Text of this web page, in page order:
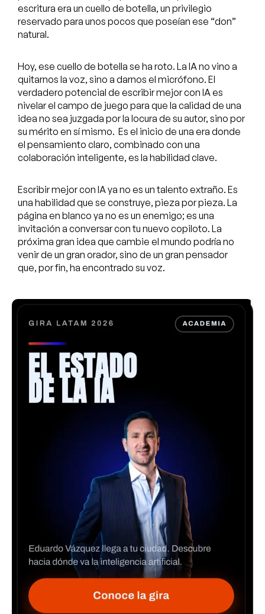
escritura era un cuello de botella, un privilegio
reservado para unos pocos que poseían ese “don”
natural.
Hoy, ese cuello de botella se ha roto. La IA no vino a
quitarnos la voz, sino a darnos el micrófono. El
verdadero potencial de escribir mejor con IA es
nivelar el campo de juego para que la calidad de una
idea no sea juzgada por la locura de su autor, sino por
su mérito en sí mismo. Es el inicio de una era donde
el pensamiento claro, combinado con una
colaboración inteligente, es la habilidad clave.
Escribir mejor con IA ya no es un talento extraño. Es
una habilidad que se construye, pieza por pieza. La
página en blanco ya no es un enemigo; es una
invitación a conversar con tu nuevo copiloto. La
próxima gran idea que cambie el mundo podría no
venir de un gran orador, sino de un gran pensador
que, por fin, ha encontrado su voz.